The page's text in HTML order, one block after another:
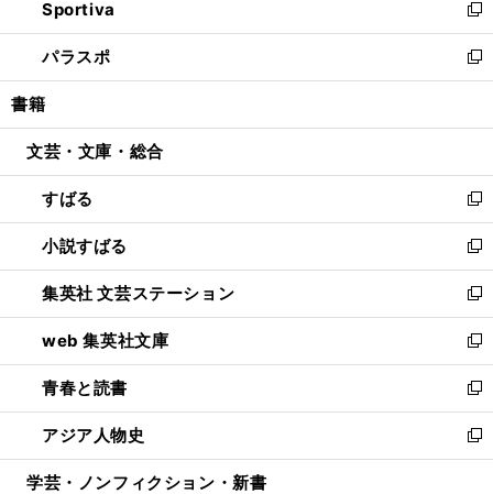
く
ド
ウ
で
開
ィ
ン
ド
ウ
開
い
ウ
ィ
ン
ウ
開
く
Sportiva
新
し
い
ウ
ン
ウ
で
開
く
パラスポ
新
し
ウ
ン
ド
ウ
で
開
く
書籍
文芸・文庫・総合
すばる
新
し
い
ウ
ィ
ン
ド
ウ
で
開
く
小説すばる
新
し
い
ウ
ィ
ン
ド
ウ
で
開
集英社 文芸ステーション
新
し
い
ウ
ィ
ン
ド
ウ
web 集英社文庫
新
し
い
ウ
ィ
ン
青春と読書
新
し
い
ウ
アジア人物史
新
し
学芸・ノンフィクション・新書